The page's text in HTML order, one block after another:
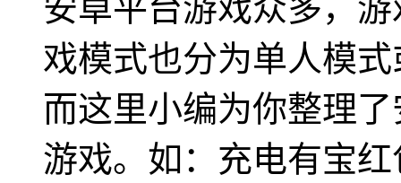
安卓平台游戏众多，
戏模式也分为单人模
而这里小编为你整理
游戏。如：充电有宝